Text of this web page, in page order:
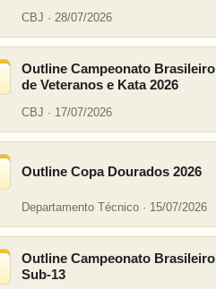
CBJ · 28/07/2026
Outline Campeonato Brasileiro
de Veteranos e Kata 2026
CBJ · 17/07/2026
Outline Copa Dourados 2026
Departamento Técnico · 15/07/2026
Outline Campeonato Brasileiro
Sub-13